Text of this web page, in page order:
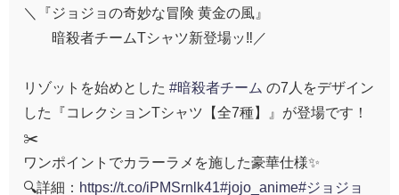
＼『ジョジョの奇妙な冒険 黄金の風』
暗殺者チームTシャツ新登場ッ‼️／
リゾットを始めとした #暗殺者チーム の7人をデザイン
した『コレクションTシャツ【全7種】』が登場です！
✂️
ワンポイントでカラーラメを施した豪華仕様✨
🔍詳細： https://t.co/iPMSrnlk41 #jojo_anime#ジョジョ